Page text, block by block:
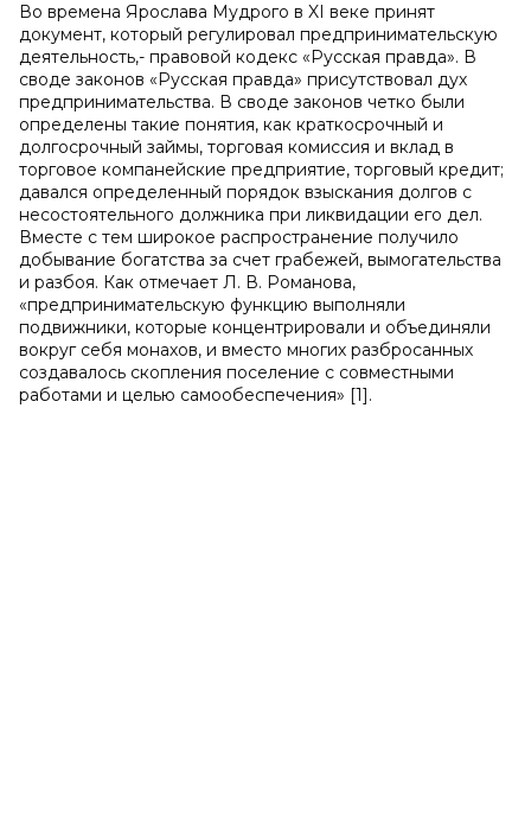
Во времена Ярослава Мудрого в XI веке принят
документ, который регулировал предпринимательскую
деятельность,- правовой кодекс «Русская правда». В
своде законов «Русская правда» присутствовал дух
предпринимательства. В своде законов четко были
определены такие понятия, как краткосрочный и
долгосрочный займы, торговая комиссия и вклад в
торговое компанейские предприятие, торговый кредит;
давался определенный порядок взыскания долгов с
несостоятельного должника при ликвидации его дел.
Вместе с тем широкое распространение получило
добывание богатства за счет грабежей, вымогательства
и разбоя. Как отмечает Л. В. Романова,
«предпринимательскую функцию выполняли
подвижники, которые концентрировали и объединяли
вокруг себя монахов, и вместо многих разбросанных
создавалось скопления поселение с совместными
работами и целью самообеспечения» [1].